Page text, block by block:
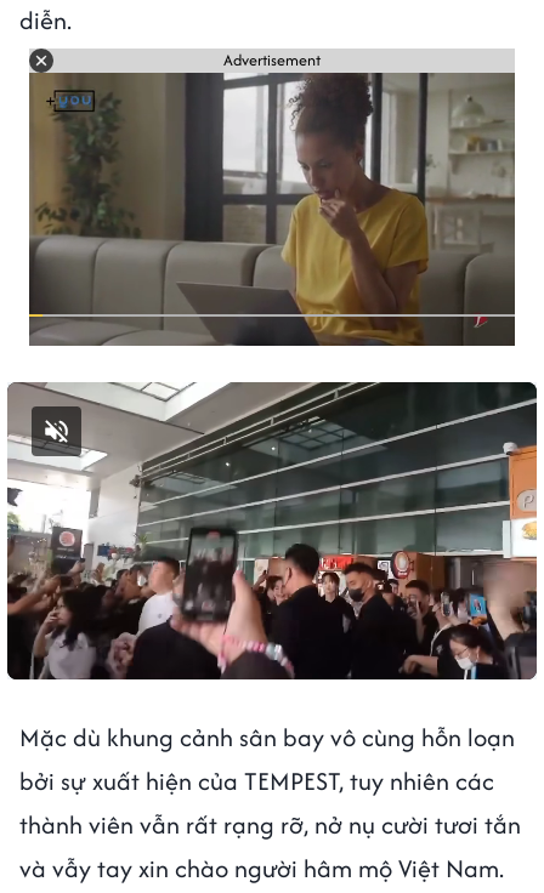
diễn.
Advertisement
Mặc dù khung cảnh sân bay vô cùng hỗn loạn
bởi sự xuất hiện của TEMPEST, tuy nhiên các
thành viên vẫn rất rạng rỡ, nở nụ cười tươi tắn
và vẫy tay xin chào người hâm mộ Việt Nam.